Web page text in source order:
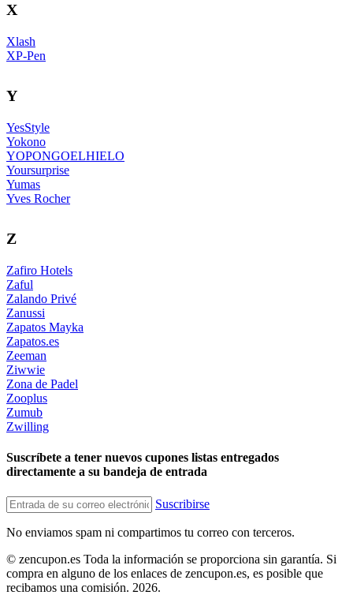
X
Xlash
XP-Pen
Y
YesStyle
Yokono
YOPONGOELHIELO
Yoursurprise
Yumas
Yves Rocher
Z
Zafiro Hotels
Zaful
Zalando Privé
Zanussi
Zapatos Mayka
Zapatos.es
Zeeman
Ziwwie
Zona de Padel
Zooplus
Zumub
Zwilling
Suscríbete a tener nuevos cupones listas entregados
directamente a su bandeja de entrada
Suscribirse
No enviamos spam ni compartimos tu correo con terceros.
© zencupon.es Toda la información se proporciona sin garantía. Si
compra en alguno de los enlaces de zencupon.es, es posible que
recibamos una comisión. 2026.